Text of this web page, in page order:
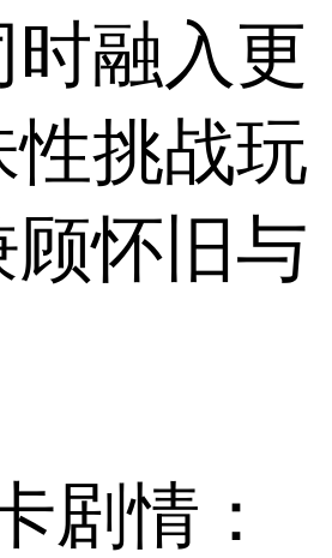
时融入更
性挑战玩
顾怀旧与
剧情：